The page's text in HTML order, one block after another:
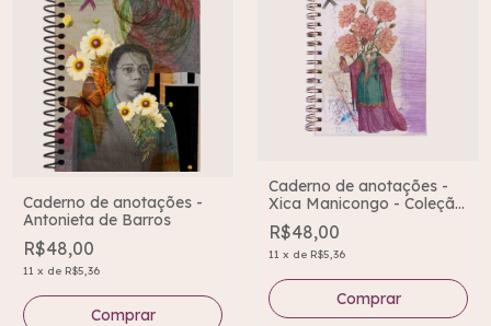
Caderno de anotações -
Antonieta de Barros
R$48,00
11 x de R$5,36
Caderno de anotações -
Xica Manicongo - Coleção
Transcender
R$48,00
11 x de R$5,36